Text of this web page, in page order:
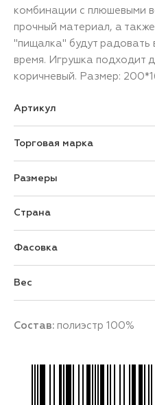
комбинации с плюшевыми
прочный материал, а
"пищалка" будут
время. Игрушка подходит
коричневый. Размер:
Артикул
Торговая марка
Размеры
Страна
Фасовка
Вес
Состав: полиэстр 100%